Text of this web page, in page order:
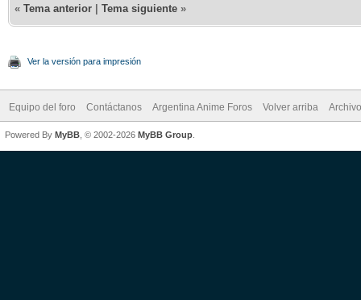
« Tema anterior Tema siguiente »
Ver la versión para impresión
Equipo del foro Contáctanos Argentina Anime Foros Volver arriba
Powered By MyBB , © 2002-2026 MyBB Group